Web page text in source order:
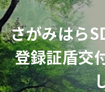
さがみはら
登録証盾交